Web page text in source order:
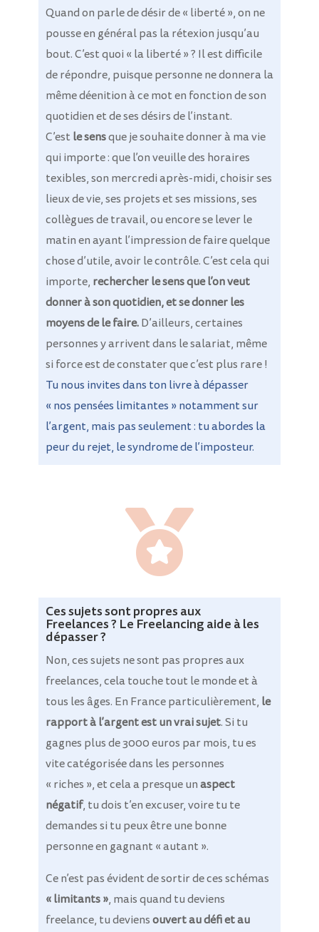
Quand on parle de désir de « liberté », on ne
pousse en général pas la rétexion jusqu’au
bout. C’est quoi « la liberté » ? Il estdifficile
de répondre, puisque personne ne donnera la
même déenition à ce mot en fonction de son
quotidien et de ses désirs de l’instant.
C’estle sensque je souhaite donner à ma vie
qui importe : que l’on veuille des horaires
texibles, son mercredi après-midi, choisir ses
lieux de vie, ses projets et ses missions, ses
collègues de travail, ou encore se lever le
matin en ayant l’impression de faire quelque
chose d’utile, avoir le contrôle. C’est cela qui
importe, rechercher le sens que l’on veut
donner à son quotidien, et se donner les
moyens de le faire.D’ailleurs, certaines
personnes y arrivent dans le salariat, même
si force est de constater que c’est plus rare !
Tu nous invites dans ton livre à dépasser
« nos pensées limitantes » notamment sur
l’argent, mais pas seulement : tu abordes la
peur du rejet, le syndrome de l’imposteur.

Ces sujets sont propres aux
Freelances ? Le Freelancing aide à les
dépasser ?
Non, ces sujets ne sont pas propres aux
freelances, cela touche tout le monde et à
tous les âges. En France particulièrement, le
rapport à l’argent est un vrai sujet. Si tu
gagnes plus de 3000 euros par mois, tu es
vite catégorisée dans les personnes
« riches », et cela a presque unaspect
négatif, tu dois t’en excuser, voire tu te
demandes si tu peux être une bonne
personne en gagnant « autant ».
Ce n’est pas évident de sortir de ces schémas
« limitants », mais quand tu deviens
freelance, tu deviensouvert au défi et au